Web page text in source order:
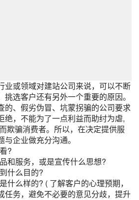
或领域对建站公司来说，可以不断
选客户还有另外一个重要的原因。
的、假劣伪冒、坑蒙拐骗的公司要求
绝，不能为了一点利益而助纣为虐,
欺骗消费者。所以，在决定提供服
企业做充分沟通。
?
和服务，或是宣传什么思想?
什么目的?
么样的? ( 了解客户的心理预期，
任务，避免不必要的意见分歧，提升